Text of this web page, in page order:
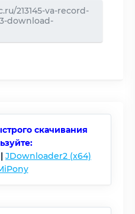
213145-va-record-
download-
скачивания
| JDownloader2 (x64)